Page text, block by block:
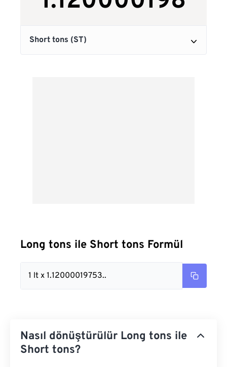
Long tons ile Short tons Formül
1 lt x 1.12000019753..
Nasıl dönüştürülür Long tons ile
Short tons?